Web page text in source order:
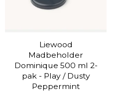
Liewood
Madbeholder
Dominique 500 ml 2-
pak - Play / Dusty
Peppermint